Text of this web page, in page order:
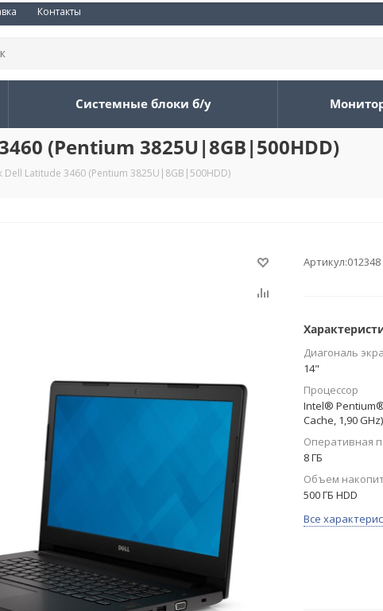
Контакты
Системные блоки б/у
(Pentium 3825U|8GB|500HDD)
Dell Latitude 3460 (Pentium 3825U|8GB|500HDD)
Артикул:012348
Диагональ
14"
Процессор
Intel® Pentium®
Cache, 1,90 GHz)
Оперативная
8 ГБ
Объем
500 ГБ HDD
Все